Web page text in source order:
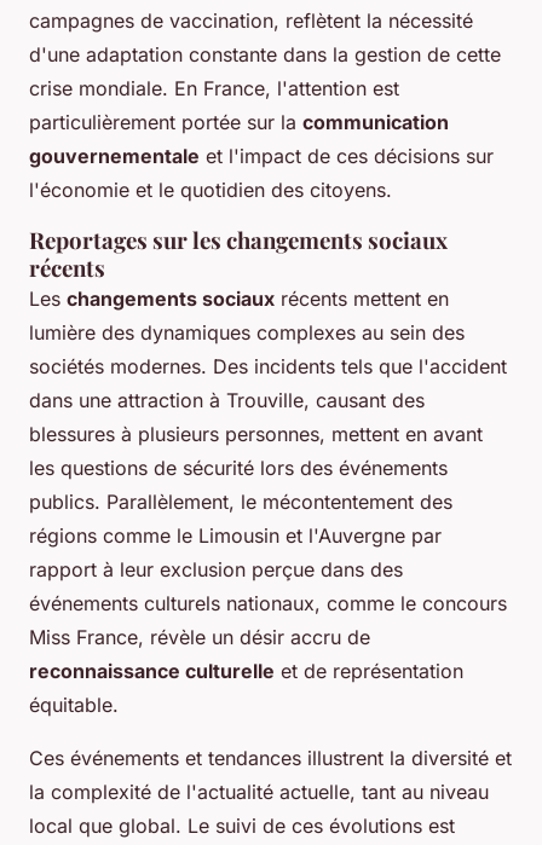
campagnes de vaccination, reflètent la nécessité
d'une adaptation constante dans la gestion de cette
crise mondiale. En France, l'attention est
particulièrement portée sur la communication
gouvernementale et l'impact de ces décisions sur
l'économie et le quotidien des citoyens.
Reportages sur les changements sociaux
récents
Les changements sociaux récents mettent en
lumière des dynamiques complexes au sein des
sociétés modernes. Des incidents tels que l'accident
dans une attraction à Trouville, causant des
blessures à plusieurs personnes, mettent en avant
les questions de sécurité lors des événements
publics. Parallèlement, le mécontentement des
régions comme le Limousin et l'Auvergne par
rapport à leur exclusion perçue dans des
événements culturels nationaux, comme le concours
Miss France, révèle un désir accru de
reconnaissance culturelle et de représentation
équitable.
Ces événements et tendances illustrent la diversité et
la complexité de l'actualité actuelle, tant au niveau
local que global. Le suivi de ces évolutions est